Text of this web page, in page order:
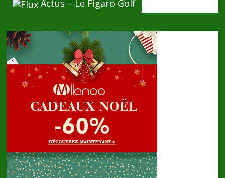
Actus – Le Figaro Golf